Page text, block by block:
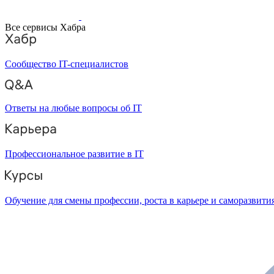
Все сервисы Хабра
Сообщество IT-специалистов
Ответы на любые вопросы об IT
Профессиональное развитие в IT
Обучение для смены профессии, роста в карьере и